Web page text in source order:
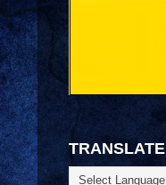
TRANSLATE